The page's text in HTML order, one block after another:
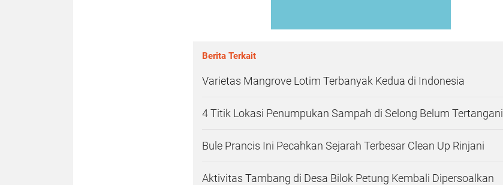
Berita Terkait
Varietas Mangrove Lotim Terbanyak Kedua di Indonesia
4 Titik Lokasi Penumpukan Sampah di Selong Belum Tertangani
Bule Prancis Ini Pecahkan Sejarah Terbesar Clean Up Rinjani
Aktivitas Tambang di Desa Bilok Petung Kembali Dipersoalkan